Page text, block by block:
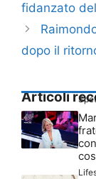
fidanzato
dopo il
Articoli